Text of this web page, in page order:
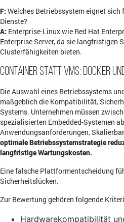
F:Welches Betriebssystem eignet
Dienste?
A: Enterprise-Linux wie Red Hat
Enterprise Server, da sie langfristigen
Clusterfähigkeiten bieten.
Container statt VMs: Docker
Die Auswahl eines Betriebssystems
maßgeblich die Kompatibilität,
Systems. Unternehmen müssen
spezialisierten Embedded-Systemen
Anwendungsanforderungen,
optimale Betriebssystemstrategie
langfristige Wartungskosten.
Eine falsche Plattformentscheidung
Sicherheitslücken.
Zur Bewertung gehören folgende
Hardwarekompatibilität